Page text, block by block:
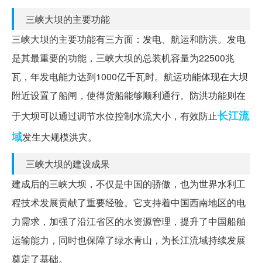
三峡大坝的主要功能
三峡大坝的主要功能有三方面：发电、航运和防洪。发电
是其最重要的功能，三峡大坝的总装机容量为22500兆
瓦，年发电能力达到1000亿千瓦时。航运功能体现在大坝
附近设置了船闸，使得货船能够顺利通行。防洪功能则在
于大坝可以通过调节水位控制水流大小，有效防止长江流
域发生大规模洪灾。
三峡大坝的建设成果
建成后的三峡大坝，不仅是中国的骄傲，也为世界水利工
程技术发展贡献了重要经验。它支持着中国西南地区的电
力需求，加强了沿江省区的水资源管理，提升了中国船舶
运输能力，同时也保障了绿水青山，为长江流域持续发展
奠定了基础。